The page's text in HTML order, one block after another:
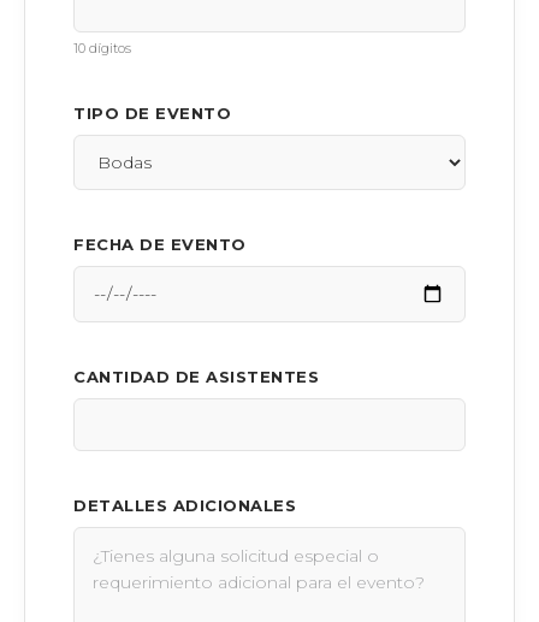
10 dígitos
TIPO DE EVENTO
FECHA DE EVENTO
CANTIDAD DE ASISTENTES
DETALLES ADICIONALES